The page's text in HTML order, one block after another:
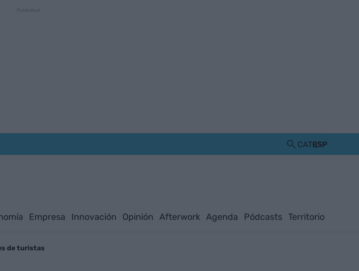
CATESP
Empresa Innovación Opinión Afterwork Agenda Pódcasts Territorio
de turistas